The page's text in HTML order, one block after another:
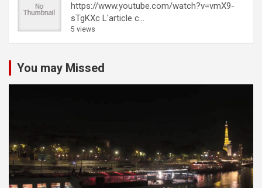
https://www.youtube.com/watch?v=vmX9-
sTgKXc L'article c...
5 views
You may Missed